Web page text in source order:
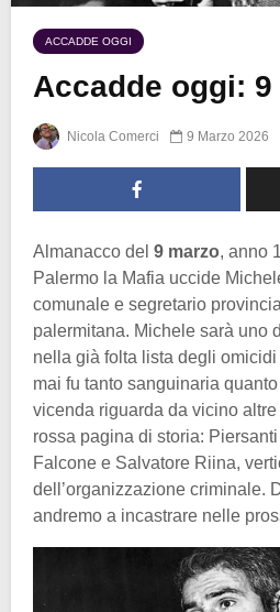
ACCADDE OGGI
Accadde oggi: 9
Nicola Comerci 9 Marzo 2026
Almanacco del 9 marzo, anno
Palermo la Mafia uccide
comunale e segretario
palermitana. Michele sarà uno
nella già folta lista degli
mai fu tanto sanguinaria
vicenda riguarda da vicino
rossa pagina di storia: Piersanti
Falcone e Salvatore Riina,
dell’organizzazione criminale.
andremo a incastrare nelle